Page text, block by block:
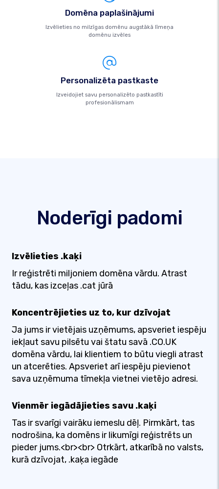
Domēna paplašinājumi
Izvēlieties no milzīgas domēnu augstākā līmeņa
domēnu izvēles
Personalizēta pastkaste
Izveidojiet savu personalizēto pastkastīti
profesionālismam
Noderīgi padomi
Izvēlieties .kaķi
Ir reģistrēti miljoniem domēna vārdu. Atrast
tādu, kas izceļas .cat jūrā
Koncentrējieties uz to, kur dzīvojat
Ja jums ir vietējais uzņēmums, apsveriet iespēju
iekļaut savu pilsētu vai štatu savā .CO.UK
domēna vārdu, lai klientiem to būtu viegli atrast
un atcerēties. Apsveriet arī iespēju pievienot
sava uzņēmuma tīmekļa vietnei vietējo adresi.
Vienmēr iegādājieties savu .kaķi
Tas ir svarīgi vairāku iemeslu dēļ. Pirmkārt, tas
nodrošina, ka domēns ir likumīgi reģistrēts un
pieder jums.<br><br> Otrkārt, atkarībā no valsts,
kurā dzīvojat, .kaķa iegāde